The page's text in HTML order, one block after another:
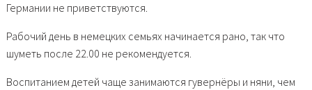
Германии не приветствуются.
Рабочий день в немецких семьях начинается рано, так что
шуметь после 22.00 не рекомендуется.
Воспитанием детей чаще занимаются гувернёры и няни, чем